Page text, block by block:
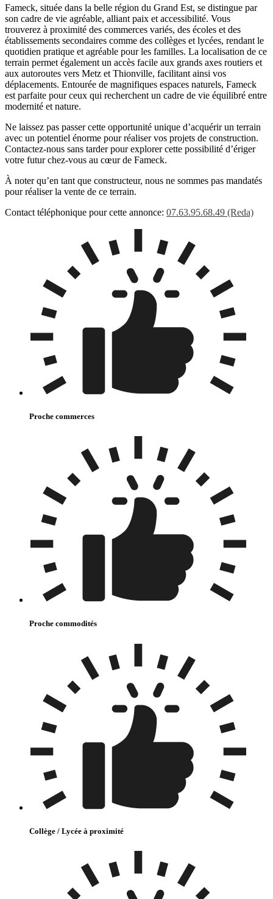
Fameck, située dans la belle région du Grand Est, se distingue par
son cadre de vie agréable, alliant paix et accessibilité. Vous
trouverez à proximité des commerces variés, des écoles et des
établissements secondaires comme des collèges et lycées, rendant le
quotidien pratique et agréable pour les familles. La localisation de ce
terrain permet également un accès facile aux grands axes routiers et
aux autoroutes vers Metz et Thionville, facilitant ainsi vos
déplacements. Entourée de magnifiques espaces naturels, Fameck
est parfaite pour ceux qui recherchent un cadre de vie équilibré entre
modernité et nature.
Ne laissez pas passer cette opportunité unique d’acquérir un terrain
avec un potentiel énorme pour réaliser vos projets de construction.
Contactez-nous sans tarder pour explorer cette possibilité d’ériger
votre futur chez-vous au cœur de Fameck.
À noter qu’en tant que constructeur, nous ne sommes pas mandatés
pour réaliser la vente de ce terrain.
Contact téléphonique pour cette annonce: 07.63.95.68.49 (Reda)
Proche commerces
Proche commodités
Collège / Lycée à proximité